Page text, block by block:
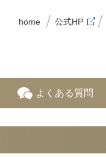
home 公式HP
よくある質問